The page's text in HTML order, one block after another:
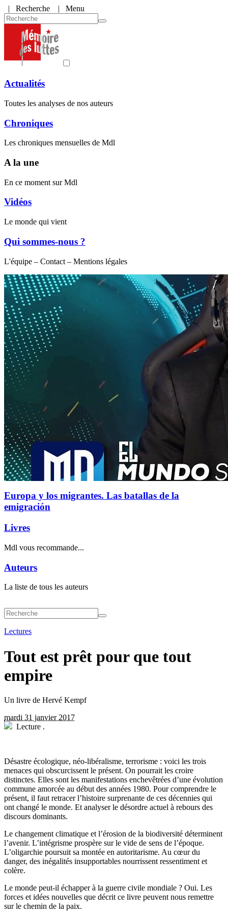
| Recherche | Menu
Actualités
Toutes les analyses de nos auteurs
Chroniques
Les chroniques mensuelles de Mdl
A la une
En ce moment sur Mdl
Vidéos
Le monde qui vient
Qui sommes-nous ?
L'équipe – Contact – Mentions légales
Europa y los migrantes. Las batallas de la
emigración
Livres
Mdl vous recommande...
Auteurs
La liste de tous les auteurs
Lectures
Tout est prêt pour que tout
empire
Un livre de Hervé Kempf
mardi 31 janvier 2017
Lecture .
Désastre écologique, néo-libéralisme, terrorisme : voici les trois
menaces qui obscurcissent le présent. On pourrait les croire
distinctes. Elles sont les manifestations enchevêtrées d’une évolution
commune amorcée au début des années 1980. Pour comprendre le
présent, il faut retracer l’histoire surprenante de ces décennies qui
ont changé le monde. Et analyser le désordre actuel à rebours des
discours dominants.
Le changement climatique et l’érosion de la biodiversité déterminent
l’avenir. L’intégrisme prospère sur le vide de sens de l’époque.
L’oligarchie poursuit sa montée en autoritarisme. Au cœur du
danger, des inégalités insupportables nourrissent ressentiment et
colère.
Le monde peut-il échapper à la guerre civile mondiale ? Oui. Les
forces et idées nouvelles que décrit ce livre peuvent nous remettre
sur le chemin de la paix.